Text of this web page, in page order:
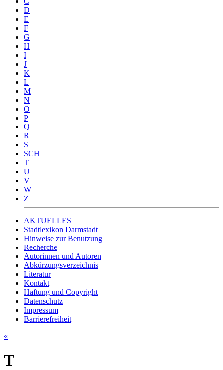
D
E
F
G
H
I
J
K
L
M
N
O
P
Q
R
S
SCH
T
U
V
W
Z
AKTUELLES
Stadtlexikon Darmstadt
Hinweise zur Benutzung
Recherche
Autorinnen und Autoren
Abkürzungsverzeichnis
Literatur
Kontakt
Haftung und Copyright
Datenschutz
Impressum
Barrierefreiheit
«
T